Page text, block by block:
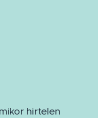
hirtelen